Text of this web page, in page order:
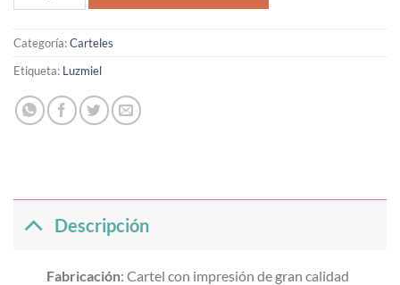
Categoría:Carteles
Etiqueta: Luzmiel
Descripción
Fabricación: Cartel con impresión de gran calidad